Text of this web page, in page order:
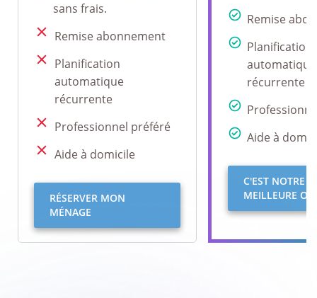
Remise
Planification
automatique
récurrente
Aide à
C'EST NOTRE
MEILLEURE
sans frais.
Remise abonnement
Planification
automatique
récurrente
Professionnel préféré
Aide à domicile
RÉSERVER MON
MÉNAGE